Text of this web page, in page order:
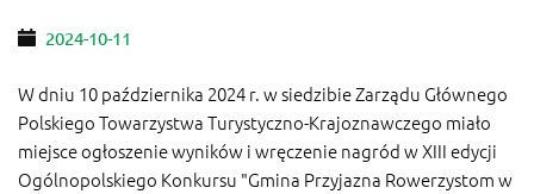
2024-10-11
W dniu 10 października 2024 r. w siedzibie Zarządu Głównego
Polskiego Towarzystwa Turystyczno-Krajoznawczego miało
miejsce ogłoszenie wyników i wręczenie nagród w XIII edycji
Ogólnopolskiego Konkursu "Gmina Przyjazna Rowerzystom w